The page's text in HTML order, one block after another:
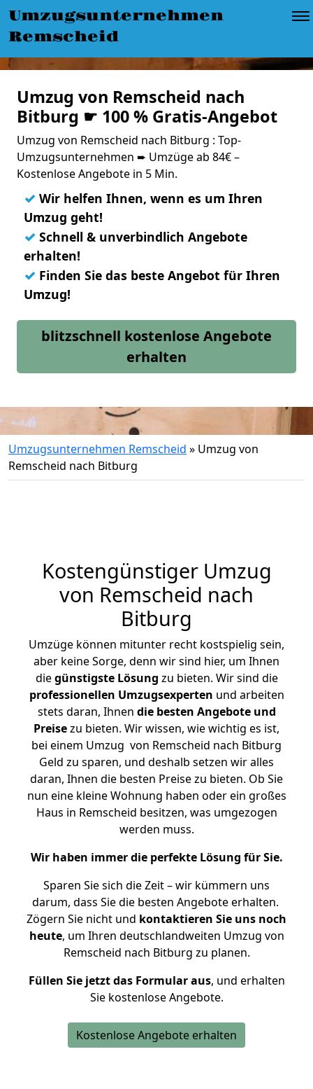
Umzugsunternehmen
Remscheid
Umzug von Remscheid nach
Bitburg ☛ 100 % Gratis-Angebot
Umzug von Remscheid nach Bitburg : Top-
Umzugsunternehmen ➨ Umzüge ab 84€ –
Kostenlose Angebote in 5 Min.
✓ Wir helfen Ihnen, wenn es um Ihren
Umzug geht!
✓ Schnell & unverbindlich Angebote
erhalten!
✓ Finden Sie das beste Angebot für Ihren
Umzug!
blitzschnell kostenlose Angebote
erhalten
Umzugsunternehmen Remscheid » Umzug von
Remscheid nach Bitburg
Kostengünstiger Umzug
von Remscheid nach
Bitburg
Umzüge können mitunter recht kostspielig sein,
aber keine Sorge, denn wir sind hier, um Ihnen
diegünstigste Lösung zu bieten. Wir sind die
professionellen Umzugsexperten und arbeiten
stets daran, Ihnen die besten Angebote und
Preisezu bieten. Wir wissen, wie wichtig es ist,
bei einem Umzug von Remscheid nach Bitburg
Geld zu sparen, und deshalb setzen wir alles
daran, Ihnen die besten Preise zu bieten. Ob Sie
nun eine kleine Wohnung haben oder ein großes
Haus in Remscheid besitzen, was umgezogen
werden muss.
Wir haben immer die perfekte Lösung für Sie.
Sparen Sie sich die Zeit – wir kümmern uns
darum, dass Sie die besten Angebote erhalten.
Zögern Sie nicht und kontaktieren Sie uns noch
heute, um Ihren deutschlandweiten Umzug von
Remscheid nach Bitburg zu planen.
Füllen Sie jetzt das Formular aus, und erhalten
Sie kostenlose Angebote.
Kostenlose Angebote erhalten